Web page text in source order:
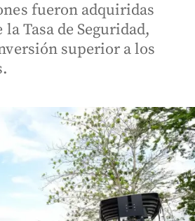
fueron adquiridas
Tasa de Seguridad,
superior a los